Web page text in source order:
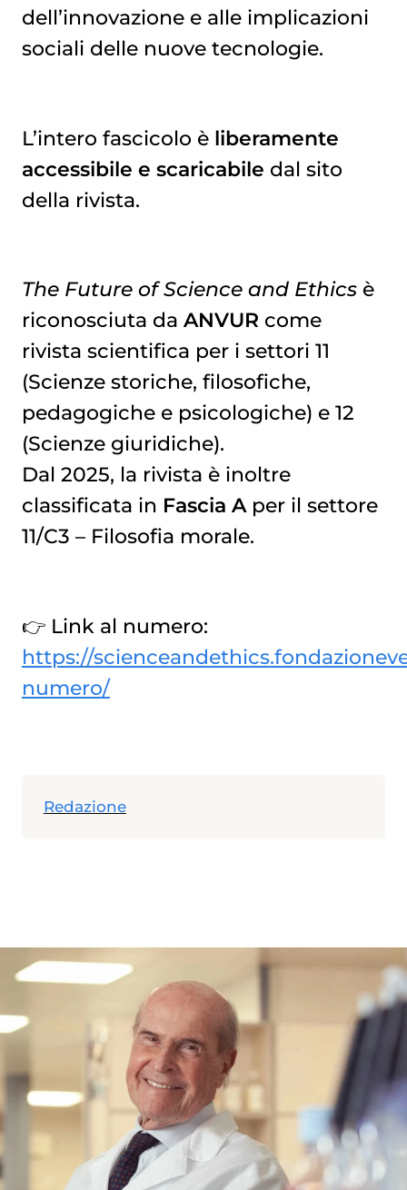
dell’innovazione e alle implicazioni
sociali delle nuove tecnologie.
L’intero fascicolo è liberamente
accessibile e scaricabile dal sito
della rivista.
The Future of Science and Ethicsè
riconosciuta da ANVUR come
rivista scientifica per i settori 11
(Scienze storiche, filosofiche,
pedagogiche e psicologiche) e 12
(Scienze giuridiche).
Dal 2025, la rivista è inoltre
classificata in Fascia Aper il settore
11/C3 – Filosofia morale.
👉 Link al numero:
https://
numero/
Redazione